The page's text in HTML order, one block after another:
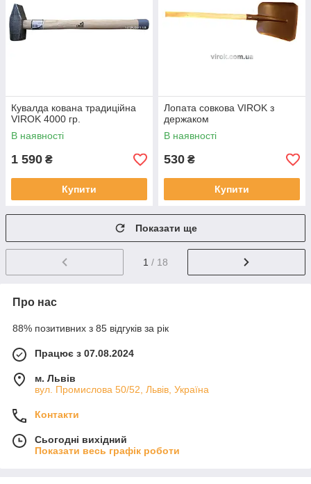
Кувалда кована традиційна
VIROK 4000 гр.
В наявності
1 590 ₴
Купити
Лопата совкова VIROK з
держаком
В наявності
530 ₴
Купити
Показати ще
1 / 18
Про нас
88% позитивних з 85 відгуків за рік
Працює з 07.08.2024
м. Львів
вул. Промислова 50/52, Львів, Україна
Контакти
Сьогодні вихідний
Показати весь графік роботи